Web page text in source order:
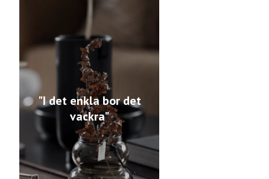
"I det enkla bor det
vackra"